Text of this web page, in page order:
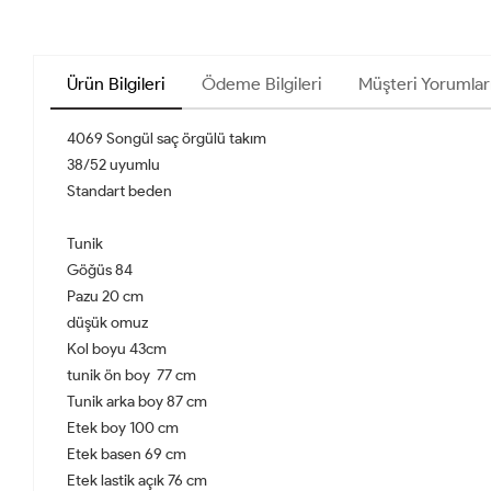
Ürün Bilgileri Ödeme Bilgileri Müşteri
4069 Songül saç örgülü takım
38/52 uyumlu
Standart beden
Tunik
Göğüs 84
Pazu 20 cm
düşük omuz
Kol boyu 43cm
tunik ön boy 77 cm
Tunik arka boy 87 cm
Etek boy 100 cm
Etek basen 69 cm
Etek lastik açık 76 cm